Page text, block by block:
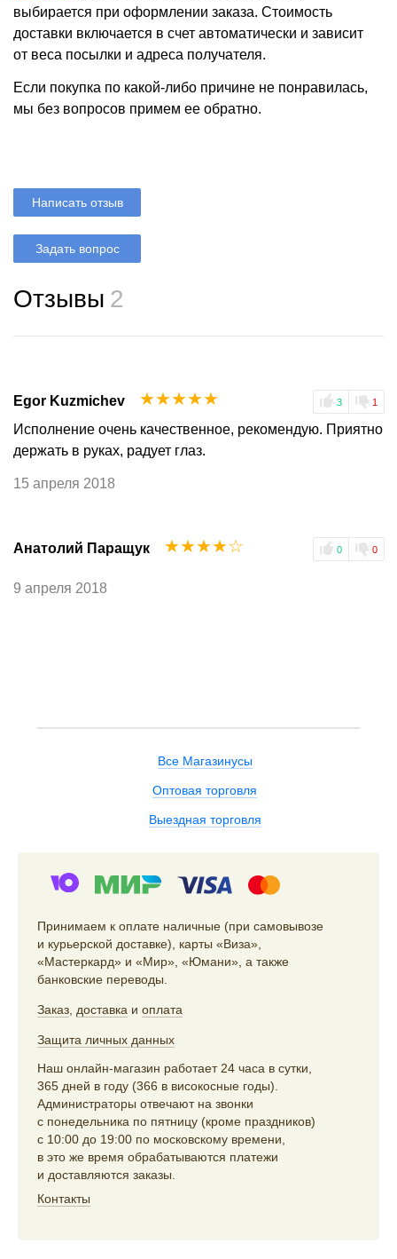
выбирается при оформлении заказа. Стоимость
доставки включается в счет автоматически и зависит
от веса посылки и адреса получателя.
Если покупка по какой-либо причине не понравилась,
мы без вопросов примем ее обратно.
Написать отзыв
Задать вопрос
Отзывы 2
Egor Kuzmichev 3 1
☆
☆
☆
☆
☆
Исполнение очень качественное, рекомендую. Приятно
держать в руках, радует глаз.
15 апреля 2018
Анатолий Паращук 0 0
☆
☆
☆
☆
☆
9 апреля 2018
Все Магазинусы
Оптовая торговля
Выездная торговля
Принимаем к оплате наличные (при самовывозе
и курьерской доставке), карты «Виза»,
«Мастеркард» и «Мир», «Юмани», а также
банковские переводы.
Заказ, доставка и оплата
Защита личных данных
Наш онлайн-магазин работает 24 часа в сутки,
365 дней в году (366 в високосные годы).
Администраторы отвечают на звонки
с понедельника по пятницу (кроме праздников)
с 10:00 до 19:00 по московскому времени,
в это же время обрабатываются платежи
и доставляются заказы.
Контакты